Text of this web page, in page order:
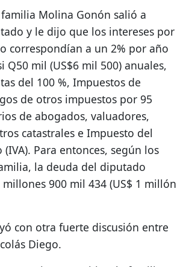
Molina Gonón salió a
y le dijo que los intereses por
correspondían a un 2% por año
Q50 mil (US$6 mil 500) anuales,
del 100 %, Impuestos de
de otros impuestos por 95
de abogados, valuadores,
catastrales e Impuesto del
Para entonces, según los
la deuda del diputado
millones 900 mil 434 (US$ 1 millón
con otra fuerte discusión entre
Diego.